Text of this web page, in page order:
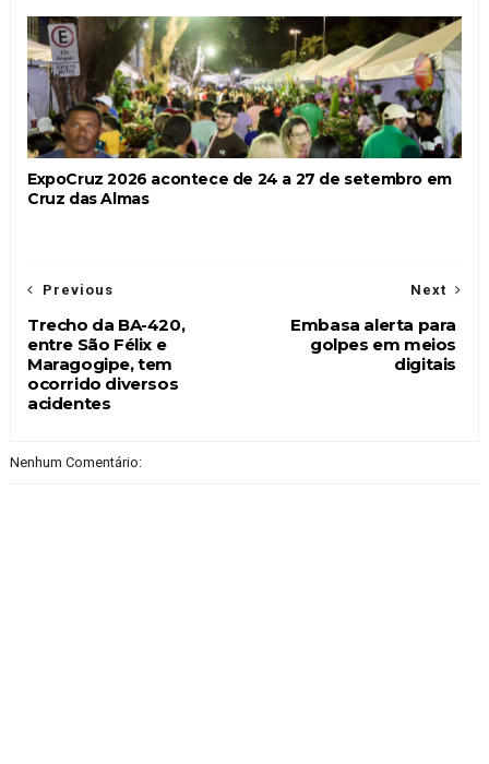
ExpoCruz 2026 acontece de 24 a 27 de setembro em
Cruz das Almas
Next
Embasa alerta para
golpes em meios
digitais
Previous
Trecho da BA-420,
entre São Félix e
Maragogipe, tem
ocorrido diversos
acidentes
Nenhum Comentário: